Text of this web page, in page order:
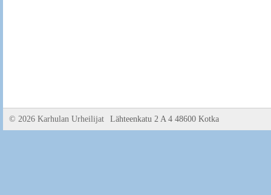
© 2026 Karhulan Urheilijat Lähteenkatu 2 A 4 48600 Kotka